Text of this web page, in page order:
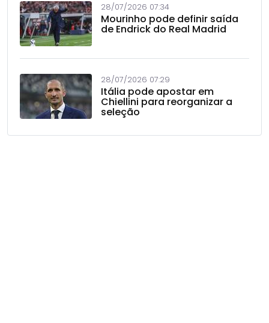
28/07/2026 07:34
Mourinho pode definir saída
de Endrick do Real Madrid
28/07/2026 07:29
Itália pode apostar em
Chiellini para reorganizar a
seleção